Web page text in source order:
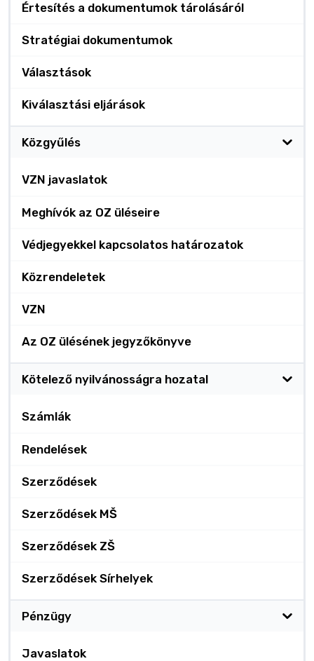
Értesítés a dokumentumok tárolásáról
Stratégiai dokumentumok
Választások
Kiválasztási eljárások
Közgyűlés
VZN javaslatok
Meghívók az OZ üléseire
Védjegyekkel kapcsolatos határozatok
Közrendeletek
VZN
Az OZ ülésének jegyzőkönyve
Kötelező nyilvánosságra hozatal
Számlák
Rendelések
Szerződések
Szerződések MŠ
Szerződések ZŠ
Szerződések Sírhelyek
Pénzügy
Javaslatok